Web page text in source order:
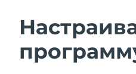
Австралия